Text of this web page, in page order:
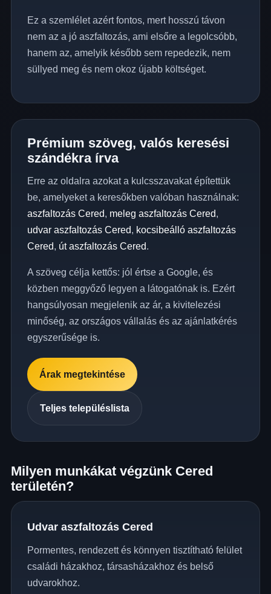
Ez a szemlélet azért fontos, mert hosszú távon
nem az a jó aszfaltozás, ami elsőre a legolcsóbb,
hanem az, amelyik később sem repedezik, nem
süllyed meg és nem okoz újabb költséget.
Prémium szöveg, valós keresési
szándékra írva
Erre az oldalra azokat a kulcsszavakat építettük
be, amelyeket a keresőkben valóban használnak:
aszfaltozás Cered, meleg aszfaltozás Cered,
udvar aszfaltozás Cered, kocsibeálló aszfaltozás
Cered, út aszfaltozás Cered.
A szöveg célja kettős: jól értse a Google, és
közben meggyőző legyen a látogatónak is. Ezért
hangsúlyosan megjelenik az ár, a kivitelezési
minőség, az országos vállalás és az ajánlatkérés
egyszerűsége is.
Árak megtekintése
Teljes településlista
Milyen munkákat végzünk Cered
területén?
Udvar aszfaltozás Cered
Pormentes, rendezett és könnyen tisztítható felület
családi házakhoz, társasházakhoz és belső
udvarokhoz.